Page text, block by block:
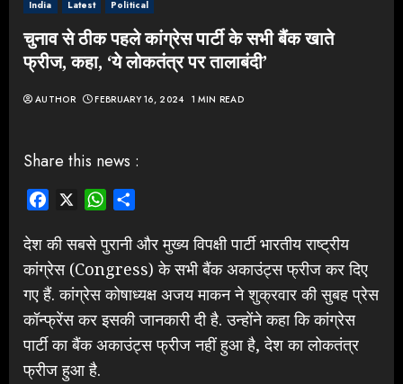
India Latest Political
चुनाव से ठीक पहले कांग्रेस पार्टी के सभी बैंक खाते
फ्रीज, कहा, ‘ये लोकतंत्र पर तालाबंदी’
AUTHOR FEBRUARY 16, 2024 1 MIN READ
Share this news :
Facebook WhatsApp
देश की सबसे पुरानी और मुख्य विपक्षी पार्टी भारतीय राष्ट्रीय
कांग्रेस (Congress) के सभी बैंक अकाउंट्स फ्रीज कर दिए
गए हैं. कांग्रेस कोषाध्यक्ष अजय माकन ने शुक्रवार की सुबह प्रेस
कॉन्फ्रेंस कर इसकी जानकारी दी है. उन्होंने कहा कि कांग्रेस
पार्टी का बैंक अकाउंट्स फ्रीज नहीं हुआ है, देश का लोकतंत्र
फ्रीज हुआ है.